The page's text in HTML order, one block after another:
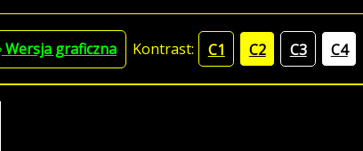
Wersja graficzna Kontrast: C1 C2 C3 C4